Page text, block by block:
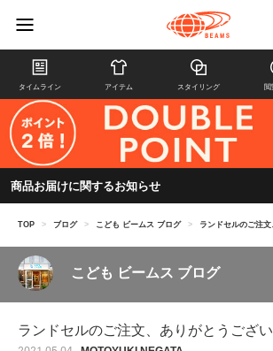
タイムライン アイテム スタイリング 閲
商品お届けに関するお知らせ
TOP > ブログ > こども ビームス ブログ > ランドセルのご注
こども ビームス ブログ
ランドセルのご注文、ありがとうござ